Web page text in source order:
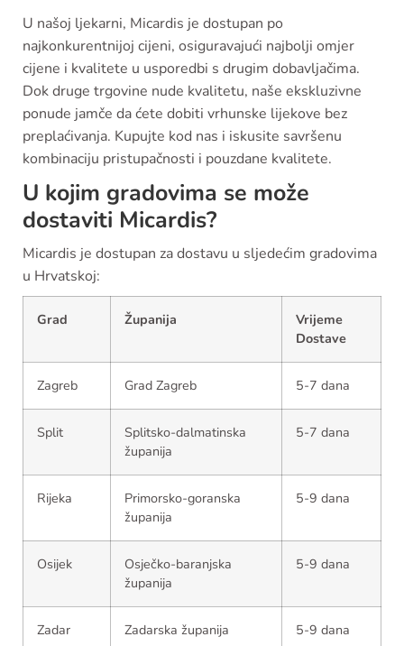
U našoj ljekarni, Micardis je dostupan po
najkonkurentnijoj cijeni, osiguravajući najbolji omjer
cijene i kvalitete u usporedbi s drugim dobavljačima.
Dok druge trgovine nude kvalitetu, naše ekskluzivne
ponude jamče da ćete dobiti vrhunske lijekove bez
preplaćivanja. Kupujte kod nas i iskusite savršenu
kombinaciju pristupačnosti i pouzdane kvalitete.
U kojim gradovima se može
dostaviti Micardis?
Micardis je dostupan za dostavu u sljedećim gradovima
u Hrvatskoj:
Grad Županija
Vrijeme
Dostave
Zagreb Grad Zagreb 5-7 dana
Split
Splitsko-dalmatinska
županija
5-7 dana
Rijeka
Primorsko-goranska
županija
5-9 dana
Osijek
Osječko-baranjska
županija
5-9 dana
Zadar Zadarska županija 5-9 dana